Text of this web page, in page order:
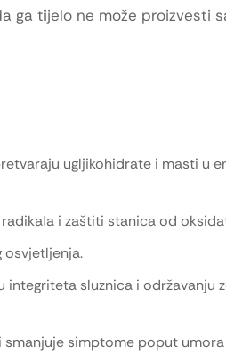
ga tijelo ne može proizvesti
ugljikohidrate i masti u
i zaštiti stanica od
osvjetljenja.
integriteta sluznica i održavanju
smanjuje simptome poput